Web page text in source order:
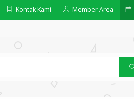
Kontak Kami Member Area